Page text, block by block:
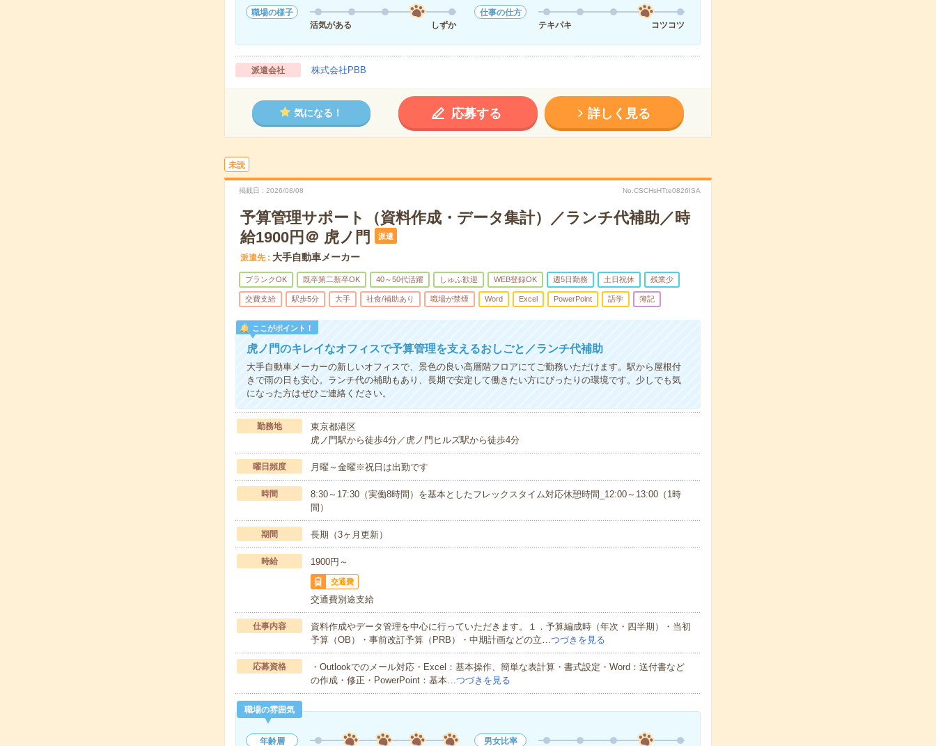
職場の様子
活気がある
しずか
仕事の仕方
テキパキ
コツコツ
派遣会社 株式会社PBB
気になる！ 応募する 詳しく見る
未読
掲載日 2026/08/08 No.CSCHsHTte0826ISA
予算管理サポート（資料作成・データ集計）／ランチ代補助／時
給1900円＠ 虎ノ門
派遣
派遣先 大手自動車メーカー
ブランクOK 既卒第二新卒OK 40～50代活躍 しゅふ歓迎 WEB登録OK 週5日勤務 土日祝休 残業少
交費支給 駅歩5分 大手 社食/補助あり 職場が禁煙 Word Excel PowerPoint 語学 簿記
ここがポイント！
虎ノ門のキレイなオフィスで予算管理を支えるおしごと／ランチ代補助
大手自動車メーカーの新しいオフィスで、景色の良い高層階フロアにてご勤務いただけます。駅から屋根付
きで雨の日も安心。ランチ代の補助もあり、長期で安定して働きたい方にぴったりの環境です。少しでも気
になった方はぜひご連絡ください。
勤務地
東京都港区
虎ノ門駅から徒歩4分／虎ノ門ヒルズ駅から徒歩4分
曜日頻度 月曜～金曜※祝日は出勤です
時間
8:30～17:30（実働8時間）を基本としたフレックスタイム対応休憩時間_12:00～13:00（1時
間）
期間 長期（3ヶ月更新）
時給 1900円～
交通費
交通費別途支給
仕事内容
資料作成やデータ管理を中心に行っていただきます。１．予算編成時（年次・四半期）・当初
予算（OB）・事前改訂予算（PRB）・中期計画などの立…つづきを見る
応募資格
・Outlookでのメール対応・Excel：基本操作、簡単な表計算・書式設定・Word：送付書など
の作成・修正・PowerPoint：基本…つづきを見る
職場の雰囲気
年齢層 男女比率